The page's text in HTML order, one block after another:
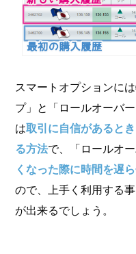
スマートオプションに
プ」と「ロールオーバ
は取引に自信があると
る方法で、「ロールオ
くなった際に時間を遅
ので、上手く利用する
が出来るでしょう。